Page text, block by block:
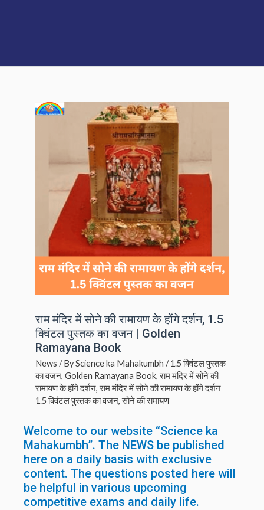
राम मंदिर में सोने की रामायण के होंगे दर्शन, 1.5
क्विंटल पुस्तक का वजन | Golden
Ramayana Book
News / ByScience ka Mahakumbh /1.5 क्विंटल पुस्तक
का वजन, Golden Ramayana Book,राम मंदिर में सोने की
रामायण के होंगे दर्शन,राम मंदिर में सोने की रामायण के होंगे दर्शन
1.5 क्विंटल पुस्तक का वजन,सोने की रामायण
Welcome to our website “Science ka
Mahakumbh”. The NEWS be published
here on a daily basis with exclusive
content. The questions posted here will
be helpful in various upcoming
competitive exams and daily life.